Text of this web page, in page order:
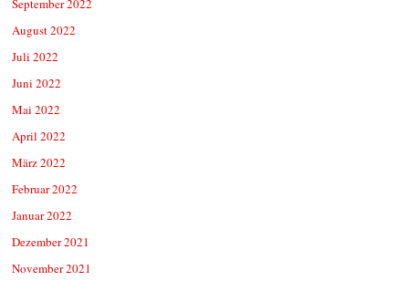
September 2022
August 2022
Juli 2022
Juni 2022
Mai 2022
April 2022
März 2022
Februar 2022
Januar 2022
Dezember 2021
November 2021